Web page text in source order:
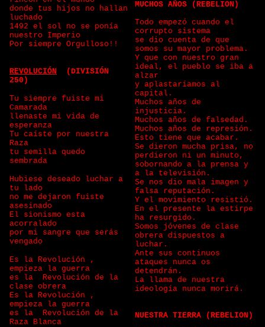
donde tus hijos no hallan
luchado
1492 el sol no se ponía
nuestro Imperio
Por siempre Orgulloso!!
REVOLUCIÓN (DIVISIÓN
250)
Tu siempre fuiste mi
Camarada
llenaste mi vida de
esperanza
Tu caíste por nuestra
Raza
tu semilla quedo
sembrada
Hubiese deseado luchar a
tu lado
no me dejaron fuiste
asesinado
El sionismo esta
acorralado
por mi sangre que serás
vengado
Es la Revolución ,
empieza la guerra
es la Revolución de la
clase obrera
Es la Revolución ,
empieza la guerra
es la Revolución de la
Raza Blanca
MUCHOS AÑOS (REBELION)
Todo empezó cuando el
corrupto sistema
se dio cuenta de que
somos su mayor problema.
Y que con nuestro gran
ideal, el pueblo se iba a
alzar
y aplastaríamos al
capital.
Muchos años de
injusticia.
Muchos años de falsedad.
Muchos años de represión.
Esto tiene que acabar.
Se dieron mucha prisa, no
perdieron ni un minuto,
sobornando a la prensa y
a la televisión.
Se nos dio mala imagen y
falsa reputación.
Y el movimiento resistió.
En el presente la estirpe
ha resurgido.
Somos jóvenes de clase
obrera dispuestos a
luchar.
Ante sus continuos
ataques nunca os
detendrán.
La llama de nuestra
ideología nunca morirá.
NUESTRA TIERRA (REBELION)